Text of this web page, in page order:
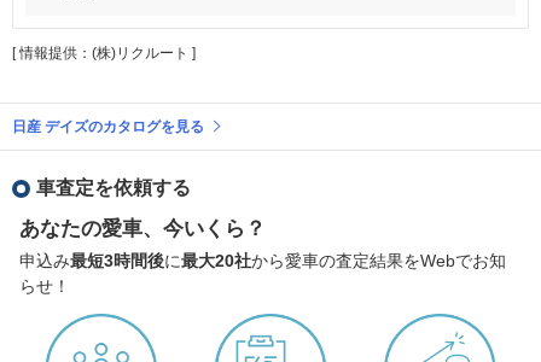
[ 情報提供：(株)リクルート ]
日産 デイズのカタログを見る
車査定を依頼する
あなたの愛車、今いくら？
申込み最短3時間後に最大20社から愛車の査定結果をWebでお知
らせ！